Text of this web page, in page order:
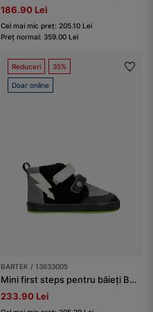
186.90 Lei
Cel mai mic preț: 205.10 Lei
Preț normal: 359.00 Lei
Reduceri 35%
Doar online
BARTEK / 13633005
Mini first steps pentru băieți BARTEK 13633005, negru-gri
233.90 Lei